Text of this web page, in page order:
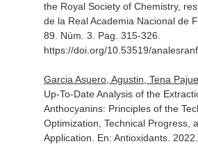
the Royal Society of Chemistry,
de la Real Academia Nacional de
89. Núm. 3. Pag. 315-326.
https://doi.org/10.53519/
Garcia Asuero, Agustin, Tena
Up-To-Date Analysis of the
Anthocyanins: Principles of the
Optimization, Technical Progress,
Application. En: Antioxidants. 2022.